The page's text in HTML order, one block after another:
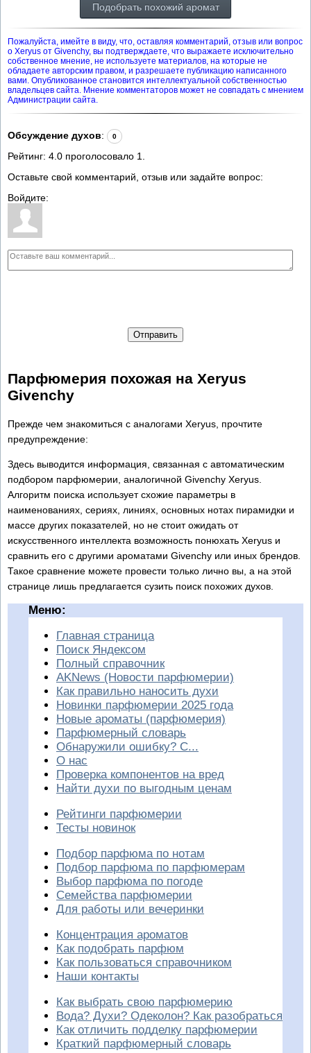
Подобрать похожий аромат
Пожалуйста, имейте в виду, что, оставляя комментарий, отзыв или вопрос
о Xeryus от Givenchy, вы подтверждаете, что выражаете исключительно
собственное мнение, не используете материалов, на которые не
обладаете авторским правом, и разрешаете публикацию написанного
вами. Опубликованное становится интеллектуальной собственностью
владельцев сайта. Мнение комментаторов может не совпадать с мнением
Администрации сайта.
Обсуждение духов: 0
Рейтинг: 4.0 проголосовало 1
Оставьте свой комментарий, отзыв или задайте вопрос:
Войдите:
Отправить
Парфюмерия похожая на Xeryus
Givenchy
Прежде чем знакомиться с аналогами Xeryus, прочтите
предупреждение:
Здесь выводится информация, связанная с автоматическим
подбором парфюмерии, аналогичной Givenchy Xeryus.
Алгоритм поиска использует схожие параметры в
наименованиях, сериях, линиях, основных нотах пирамидки и
массе других показателей, но не стоит ожидать от
искусственного интеллекта возможность понюхать Xeryus и
сравнить его с другими ароматами Givenchy или иных брендов.
Такое сравнение можете провести только лично вы, а на этой
странице лишь предлагается сузить поиск похожих духов.
Меню:
Главная страница
Поиск Яндексом
Полный справочник
AKNews (Новости парфюмерии)
Как правильно наносить духи
Новинки парфюмерии 2025 года
Новые ароматы (парфюмерия)
Парфюмерный словарь
Обнаружили ошибку? С...
О нас
Проверка компонентов на вред
Найти духи по выгодным ценам
Рейтинги парфюмерии
Тесты новинок
Подбор парфюма по нотам
Подбор парфюма по парфюмерам
Выбор парфюма по погоде
Семейства парфюмерии
Для работы или вечеринки
Концентрация ароматов
Как подобрать парфюм
Как пользоваться справочником
Наши контакты
Как выбрать свою парфюмерию
Вода? Духи? Одеколон? Как разобраться
Как отличить подделку парфюмерии
Краткий парфюмерный словарь